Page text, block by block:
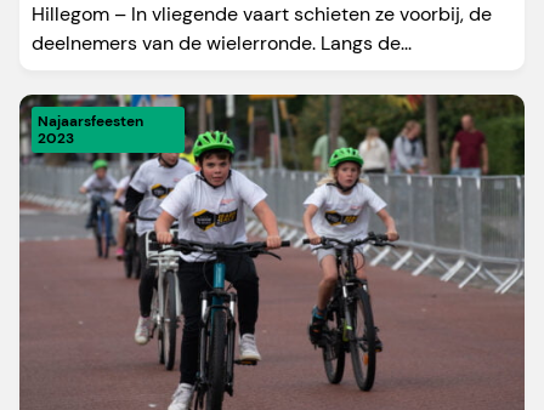
Hillegom – In vliegende vaart schieten ze voorbij, de
deelnemers van de wielerronde. Langs de...
Najaarsfeesten
2023